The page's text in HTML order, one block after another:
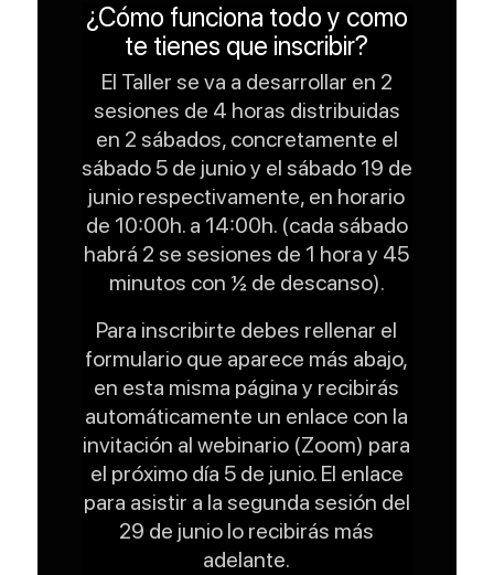
¿Cómo funciona todo y como
te tienes que inscribir?
El Taller se va a desarrollar en 2
sesiones de 4 horas distribuidas
en 2 sábados, concretamente el
sábado 5 de junio y el sábado 19 de
junio respectivamente, en horario
de 10:00h. a 14:00h. (cada sábado
habrá 2 se sesiones de 1 hora y 45
minutos con ½ de descanso).
Para inscribirte debes rellenar el
formulario que aparece más abajo,
en esta misma página y recibirás
automáticamente un enlace con la
invitación al webinario (Zoom) para
el próximo día 5 de junio. El enlace
para asistir a la segunda sesión del
29 de junio lo recibirás más
adelante.